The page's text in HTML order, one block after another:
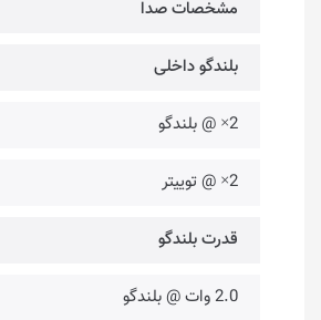
مشخصات صدا
بلندگو داخلی
2× @ بلندگو
2× @ توییتر
قدرت بلندگو
2.0 وات @ بلندگو